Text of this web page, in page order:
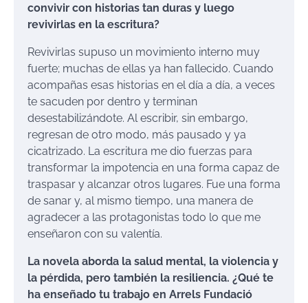
convivir con historias tan duras y luego
revivirlas en la escritura?
Revivirlas supuso un movimiento interno muy
fuerte; muchas de ellas ya han fallecido. Cuando
acompañas esas historias en el día a día, a veces
te sacuden por dentro y terminan
desestabilizándote. Al escribir, sin embargo,
regresan de otro modo, más pausado y ya
cicatrizado. La escritura me dio fuerzas para
transformar la impotencia en una forma capaz de
traspasar y alcanzar otros lugares. Fue una forma
de sanar y, al mismo tiempo, una manera de
agradecer a las protagonistas todo lo que me
enseñaron con su valentía.
La novela aborda la salud mental, la violencia y
la pérdida, pero también la resiliencia. ¿Qué te
ha enseñado tu trabajo en Arrels Fundació